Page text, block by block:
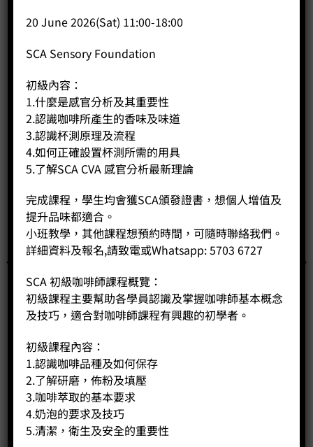
Astoria Tanya
Price:
-
20 June 2026(Sat) 11:00-18:00
SCA Sensory Foundation
初級內容：
1.什麼是感官分析及其重要性
2.認識咖啡所產生的香味及味道
3.認識杯測原理及流程
4.如何正確設置杯測所需的用具
5.了解SCA CVA 感官分析最新理論
完成課程，學生均會獲SCA頒發證書，想個人增值及
提升品味都適合。
小班教學，其他課程想預約時間，可隨時聯絡我們。
詳細資料及報名,請致電或Whatsapp: 5703 6727
SCA 初級咖啡師課程概覽：
初級課程主要幫助各學員認識及掌握咖啡師基本概念
及技巧，適合對咖啡師課程有興趣的初學者。
初級課程內容：
1.認識咖啡品種及如何保存
2.了解研磨，佈粉及填壓
3.咖啡萃取的基本要求
4.奶泡的要求及技巧
5.清潔，衛生及安全的重要性